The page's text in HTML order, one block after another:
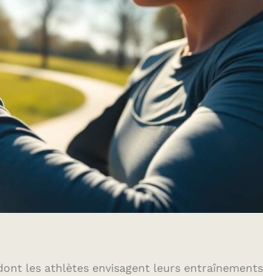
les athlètes envisagent leurs